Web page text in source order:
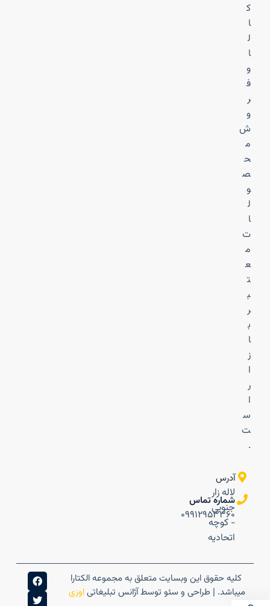
ک
ا
ل
ا
و
ف
ر
و
ش
م
ح
ص
و
ل
ا
ت
م
ع
ت
ب
ر
ب
ا
ز
ا
ر
ا
س
ت
.
آدرس
لاله زار
جنوبی
- کوچه
اتحادیه
شماره تماس
۰۹۹۱۲۹۵۳۳۶۰
کلیه حقوق این وبسایت متعلق به مجموعه الکتارا
میباشد. | طراحی و سئو توسط آژانس تبلیغاتیاوزی